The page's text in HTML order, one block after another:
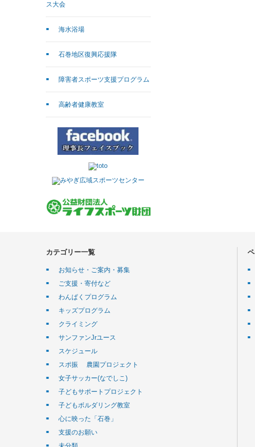
ス大会
海水浴場
石巻地区復興応援隊
障害者スポーツ支援プログラム
高齢者健康教室
カテゴリー一覧
お知らせ・ご案内・募集
ご支援・寄付など
わんぱくプログラム
キッズプログラム
クライミング
サンファンJrユース
スケジュール
スポ振 農園プロジェクト
女子サッカー(なでしこ)
子どもサポートプロジェクト
子どもボルダリング教室
心に映った「石巻」
支援のお願い